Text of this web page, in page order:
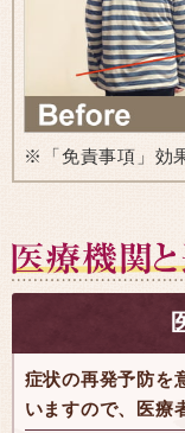
※「免責事項」効
症状の再発予防を
いますので、医療